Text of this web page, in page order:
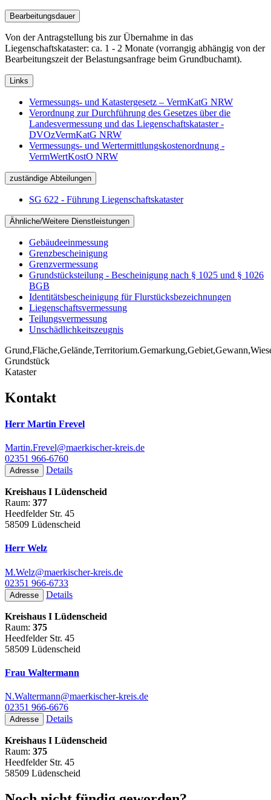
Bearbeitungsdauer
Von der Antragstellung bis zur Übernahme in das
Liegenschaftskataster: ca. 1 - 2 Monate (vorrangig abhängig von der
Bearbeitungszeit der Belastungsanfrage beim Grundbuchamt).
Links
Vermessungs- und Katastergesetz – VermKatG NRW
Verordnung zur Durchführung des Gesetzes über die
Landesvermessung und das Liegenschaftskataster -
DVOzVermKatG NRW
Vermessungs- und Wertermittlungskostenordnung -
VermWertKostO NRW
zuständige Abteilungen
SG 622 - Führung Liegenschaftskataster
Ähnliche/Weitere Dienstleistungen
Gebäudeeinmessung
Grenzbescheinigung
Grenzvermessung
Grundstücksteilung - Bescheinigung nach § 1025 und § 1026
BGB
Identitätsbescheinigung für Flurstücksbezeichnungen
Liegenschaftsvermessung
Teilungsvermessung
Unschädlichkeitszeugnis
Grundstück
Kataster
Kontakt
Herr Martin Frevel
Martin.Frevel@maerkischer-kreis.de
02351 966-6760
Adresse Details
Kreishaus I Lüdenscheid
Raum: 377
Heedfelder Str. 45
58509 Lüdenscheid
Herr Welz
M.Welz@maerkischer-kreis.de
02351 966-6733
Adresse Details
Kreishaus I Lüdenscheid
Raum: 375
Heedfelder Str. 45
58509 Lüdenscheid
Frau Waltermann
N.Waltermann@maerkischer-kreis.de
02351 966-6676
Adresse Details
Kreishaus I Lüdenscheid
Raum: 375
Heedfelder Str. 45
58509 Lüdenscheid